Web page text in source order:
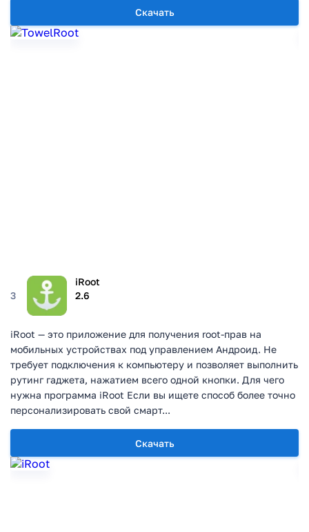
Скачать
3
iRoot
2.6
Скачать
iRoot — это приложение для получения root-прав на
мобильных устройствах под управлением Андроид. Не
требует подключения к компьютеру и позволяет выполнить
рутинг гаджета, нажатием всего одной кнопки. Для чего
нужна программа iRoot Если вы ищете способ более точно
персонализировать свой смарт...